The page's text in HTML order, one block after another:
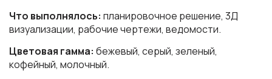
Что выполнялось: планировочное решение, 3Д
визуализации, рабочие чертежи, ведомости.
Цветовая гамма: бежевый, серый, зеленый,
кофейный, молочный.